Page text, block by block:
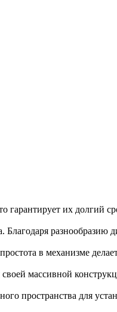
их долгий
разнообразию
в механизме
массивной
пространства для